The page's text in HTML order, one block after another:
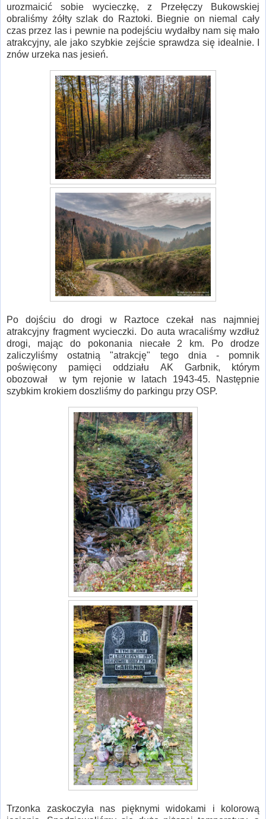
urozmaicić sobie wycieczkę, z Przełęczy Bukowskiej
obraliśmy żółty szlak do Raztoki. Biegnie on niemal cały
czas przez las i pewnie na podejściu wydałby nam się mało
atrakcyjny, ale jako szybkie zejście sprawdza się idealnie. I
znów urzeka nas jesień.
Po dojściu do drogi w Raztoce czekał nas najmniej
atrakcyjny fragment wycieczki. Do auta wracaliśmy wzdłuż
drogi, mając do pokonania niecałe 2 km. Po drodze
zaliczyliśmy ostatnią "atrakcję" tego dnia - pomnik
poświęcony pamięci oddziału AK Garbnik, którym
obozował w tym rejonie w latach 1943-45. Następnie
szybkim krokiem doszliśmy do parkingu przy OSP.
Trzonka zaskoczyła nas pięknymi widokami i kolorową